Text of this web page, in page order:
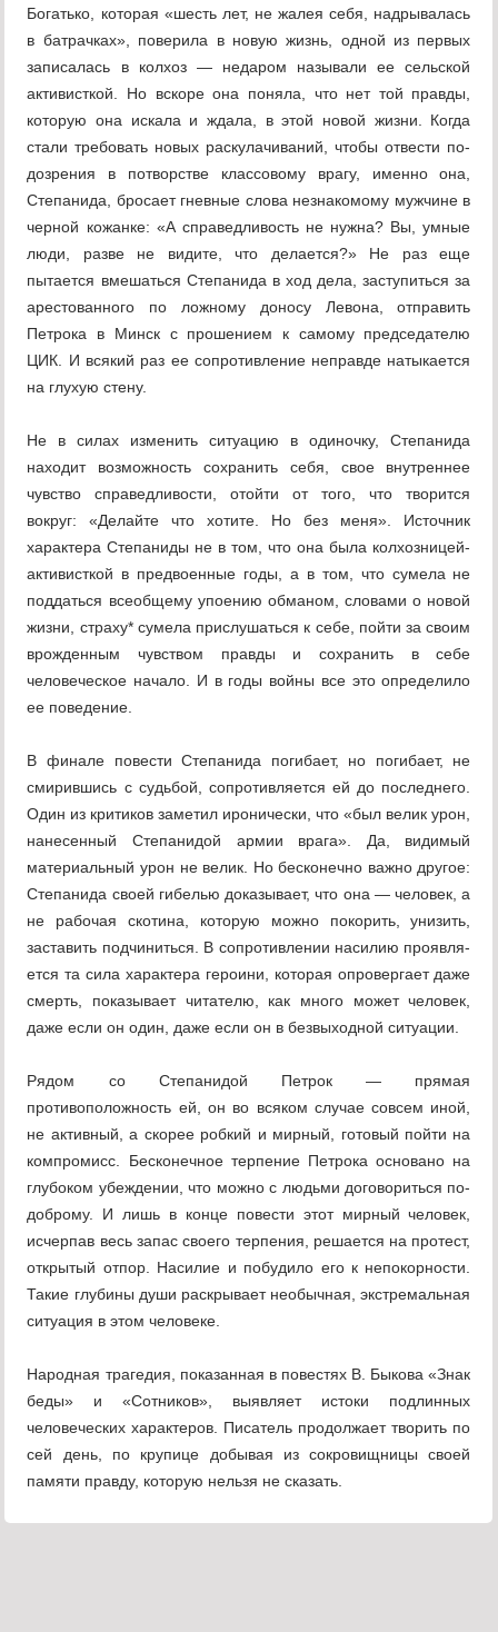
Богатько, которая «шесть лет, не жалея себя, надрывалась
в батрачках», поверила в но­вую жизнь, одной из первых
записалась в колхоз — недаром называли ее сельской
активисткой. Но вскоре она поняла, что нет той правды,
которую она искала и ждала, в этой новой жизни. Когда
стали требовать новых раскулачиваний, чтобы отвести по­
дозрения в потворстве классовому врагу, именно она,
Степанида, бросает гневные слова незнакомому мужчине в
черной ко­жанке: «А справедливость не нужна? Вы, умные
люди, разве не видите, что делает­ся?» Не раз еще
пытается вмешаться Степанида в ход дела, заступиться за
арес­тованного по ложному доносу Левона, от­править
Петрока в Минск с прошением к самому председателю
ЦИК. И всякий раз ее сопротивление неправде натыкается
на глухую стену.
Не в силах изменить ситуацию в одиноч­ку, Степанида
находит возможность сохра­нить себя, свое внутреннее
чувство спра­ведливости, отойти от того, что творится
вокруг: «Делайте что хотите. Но без меня». Источник
характера Степаниды не в том, что она была колхозницей-
активисткой в предвоенные годы, а в том, что сумела не
поддаться всеобщему упоению обманом, словами о новой
жизни, страху* сумела прислушаться к себе, пойти за своим
врож­денным чувством правды и сохранить в се­бе
человеческое начало. И в годы войны все это определило
ее поведение.
В финале повести Степанида погибает, но погибает, не
смирившись с судьбой, со­противляется ей до последнего.
Один из критиков заметил иронически, что «был ве­лик урон,
нанесенный Степанидой армии врага». Да, видимый
материальный урон не велик. Но бесконечно важно другое:
Степанида своей гибелью доказывает, что она — человек, а
не рабочая скотина, которую можно покорить, унизить,
заставить подчи­ниться. В сопротивлении насилию проявля­
ется та сила характера героини, которая опровергает даже
смерть, показывает чи­тателю, как много может человек,
даже ес­ли он один, даже если он в безвыходной си­туации.
Рядом со Степанидой Петрок — прямая
противоположность ей, он во всяком случае совсем иной,
не активный, а скорее робкий и мирный, готовый пойти на
компромисс. Бесконечное терпение Петрока основано на
глубоком убеждении, что можно с людь­ми договориться по-
доброму. И лишь в кон­це повести этот мирный человек,
исчерпав весь запас своего терпения, решается на протест,
открытый отпор. Насилие и побу­дило его к непокорности.
Такие глубины ду­ши раскрывает необычная, экстремальная
ситуация в этом человеке.
Народная трагедия, показанная в повес­тях В. Быкова «Знак
беды» и «Сотников», выявляет истоки подлинных
человеческих характеров. Писатель продолжает творить по
сей день, по крупице добывая из сокро­вищницы своей
памяти правду, которую нельзя не сказать.